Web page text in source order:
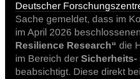
Deutscher
Sache gemeldet, dass im
im April 2026
Resilience Research“ die
im Bereich der
beabsichtigt. Diese direkt